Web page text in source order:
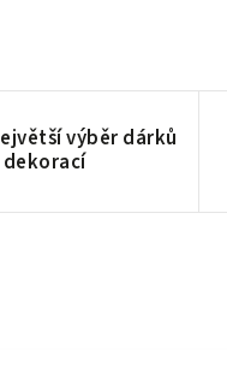
výběr dárků
dekorací